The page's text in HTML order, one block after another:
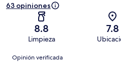
63 opiniones
8.8
Limpieza
7.8
Opiniones
Opinión verificada